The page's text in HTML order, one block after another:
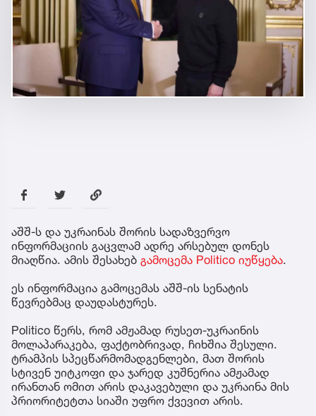
აშშ-ს და უკრაინას შორის სადაზვერვო
ინფორმაციის გაცვლამ ადრე არსებულ დონეს
მიაღწია. ამის შესახებ გამოცემა Politico იუწყება.
ეს ინფორმაცია გამოცემას აშშ-ის სენატის
წევრებმაც დაუდასტურეს.
Politico წერს, რომ ამჟამად რუსეთ-უკრაინის
მოლაპარაკება, ფაქტობრივად, ჩიხშია შესული.
ტრამპის სპეცწარმომადგენლები, მათ შორის
სტივენ უიტკოფი და ჯარედ კუშნერია ამჟამად
ირანთან ომით არის დაკავებული და უკრაინა მის
პრიორიტეტთა სიაში უფრო ქვევით არის.